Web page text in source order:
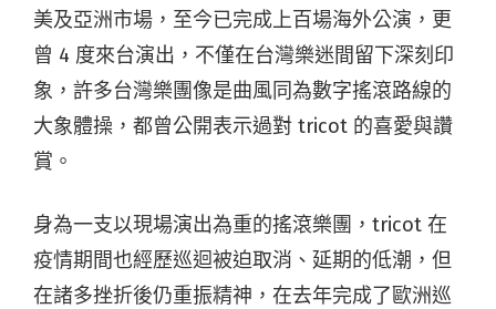
美及亞洲市場，至今已完成上百場海外公演，更
曾 4 度來台演出，不僅在台灣樂迷間留下深刻印
象，許多台灣樂團像是曲風同為數字搖滾路線的
大象體操，都曾公開表示過對 tricot 的喜愛與讚
賞。
身為一支以現場演出為重的搖滾樂團，tricot 在
疫情期間也經歷巡迴被迫取消、延期的低潮，但
在諸多挫折後仍重振精神，在去年完成了歐洲巡